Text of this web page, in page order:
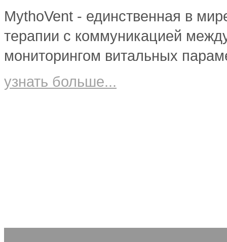
Diona Press Pro
EWATage SV
EWATage SC
Calipso O3
MythoVent - единственная в
терапии с коммуникацией
мониторингом витальных
узнать больше...